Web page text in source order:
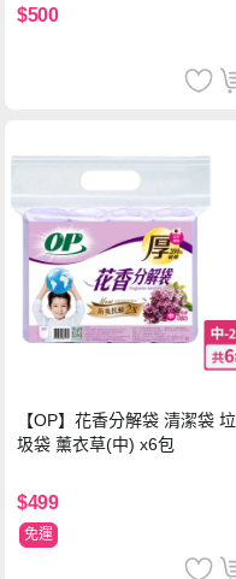
$500
【OP】花香分解袋 清潔袋 垃
圾袋 薰衣草(中) x6包
$499
免運